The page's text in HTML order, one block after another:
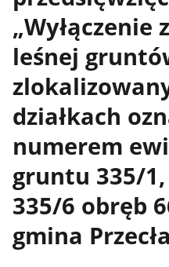
„Wyłączenie
leśnej
działkach
numerem
gruntu 335/
335/6 obręb
gmina